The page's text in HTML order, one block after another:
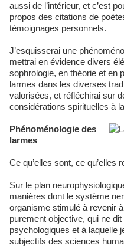
aussi de l’intérieur, et c’est
propos des citations de
témoignages personnels.
J’esquisserai une
mettrai en évidence divers
sophrologie, en théorie et en
larmes dans les diverses
valorisées, et réfléchirai sur
considérations spirituelles à
Phénoménologie des
larmes
Ce qu’elles sont, ce qu’elles
Sur le plan
manières dont le système
organisme stimulé à revenir
purement objective, qui ne
psychologiques et à laquelle
subjectifs des sciences